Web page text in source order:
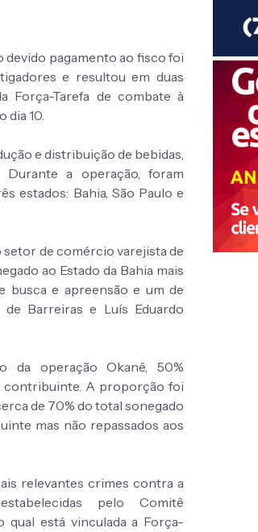
devido pagamento ao fisco foi
e resultou em duas
Força-Tarefa de combate à
dia 10.
e distribuição de bebidas,
a operação, foram
estados: Bahia, São Paulo e
setor de comércio varejista de
ao Estado da Bahia mais
busca e apreensão e um de
Barreiras e Luís Eduardo
operação Okanê, 50%
A proporção foi
de 70% do total sonegado
mas não repassados aos
relevantes crimes contra a
pelo Comitê
qual está vinculada a Força-